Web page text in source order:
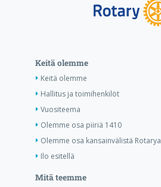
Keitä olemme
Keitä olemme
Hallitus ja toimihenkilöt
Vuositeema
Olemme osa piiriä 1410
Olemme osa kansainvälistä Rotarya
Ilo esitellä
Mitä teemme